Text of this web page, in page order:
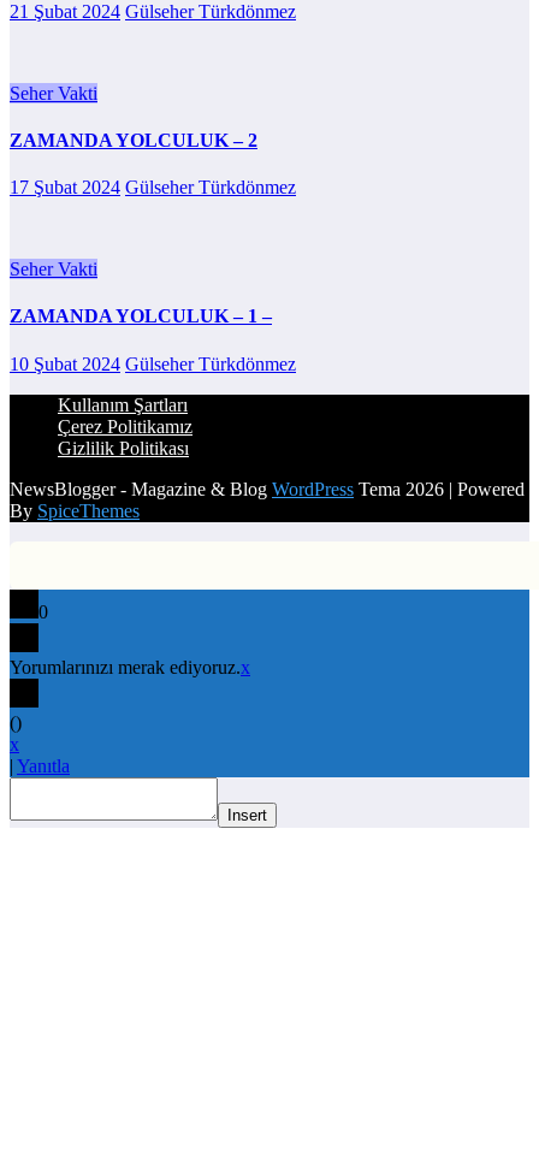
21 Şubat 2024 Gülseher Türkdönmez
Seher Vakti
ZAMANDA YOLCULUK – 2
17 Şubat 2024 Gülseher Türkdönmez
Seher Vakti
ZAMANDA YOLCULUK – 1 –
10 Şubat 2024 Gülseher Türkdönmez
Kullanım Şartları
Çerez Politikamız
Gizlilik Politikası
NewsBlogger - Magazine & Blog WordPress Tema 2026 | Powered
By SpiceThemes
0
Yorumlarınızı merak ediyoruz.x
()
x
| Yanıtla
Insert